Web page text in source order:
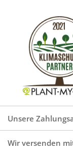
Unsere
Wir versenden